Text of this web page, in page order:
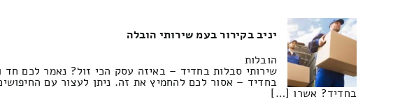
יניב בקירור בעמ שירותי הובלה
הובלות
שירותי סבלות בחדיד – באיזה עסק הכי זול? נאמר לכם
בחדיד – אסור לכם להחמיץ את זה. ניתן לעצור עם
בחדיד? אשרו […]